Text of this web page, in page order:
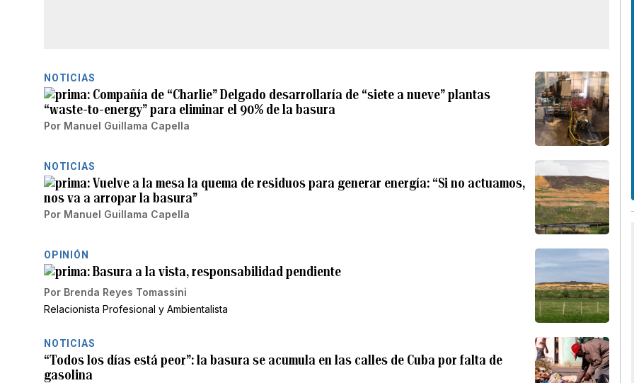
NOTICIAS
Compañía de “Charlie” Delgado desarrollaría de “siete a nueve” plantas
“waste-to-energy” para eliminar el 90% de la basura
Por Manuel Guillama Capella
NOTICIAS
Vuelve a la mesa la quema de residuos para generar energía: “Si no actuamos,
nos va a arropar la basura”
Por Manuel Guillama Capella
OPINIÓN
Basura a la vista, responsabilidad pendiente
Por Brenda Reyes Tomassini
Relacionista Profesional y Ambientalista
NOTICIAS
“Todos los días está peor”: la basura se acumula en las calles de Cuba por falta de
gasolina